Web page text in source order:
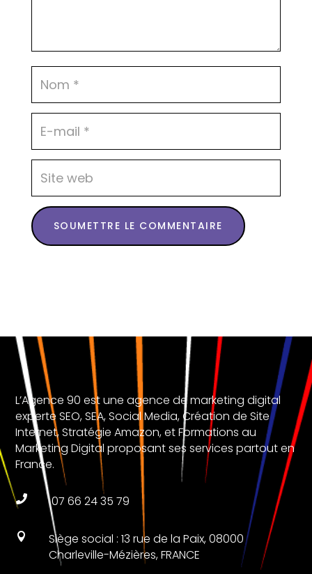
SOUMETTRE LE COMMENTAIRE
L’Agence 90 est une agence de marketing digital
experte SEO, SEA, Social Media, Création de Site
Internet, Stratégie Amazon, et Formations au
Marketing Digital proposant ses services partout en
France.
 07 66 24 35 79

Siège social : 13 rue de la Paix, 08000
Charleville-Mézières, FRANCE